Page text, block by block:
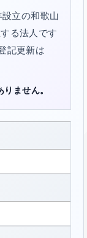
立の和歌山
る法人です
記更新は
ません。